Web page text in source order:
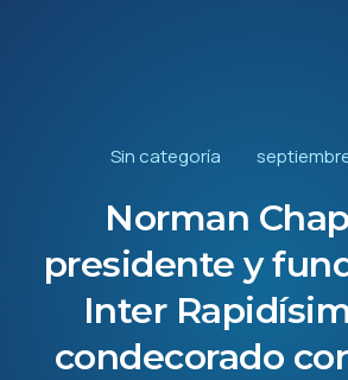
Sin categoría
Norman
presidente y
Inter
condecorado